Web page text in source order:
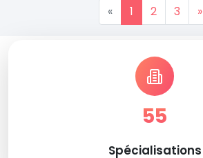
« 1 2 3 »
55
Spécialisations